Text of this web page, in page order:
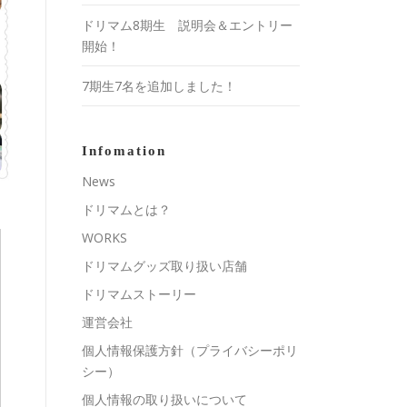
ドリマム8期生 説明会＆エントリー
開始！
7期生7名を追加しました！
Infomation
News
ドリマムとは？
WORKS
ドリマムグッズ取り扱い店舗
ドリマムストーリー
運営会社
個人情報保護方針（プライバシーポリ
シー）
個人情報の取り扱いについて